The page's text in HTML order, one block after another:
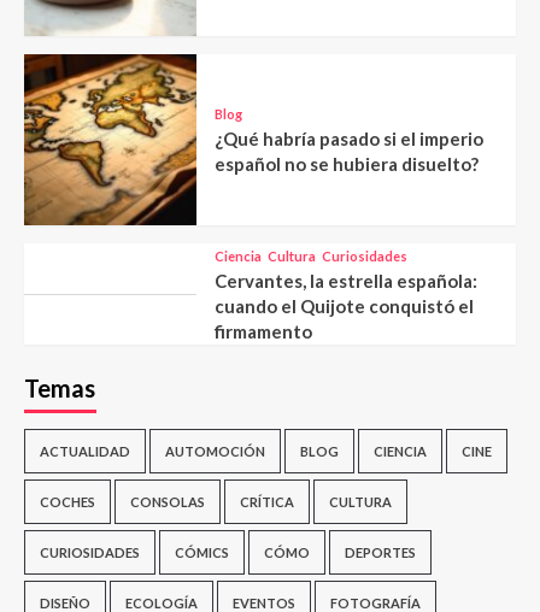
Blog
¿Qué habría pasado si el imperio
español no se hubiera disuelto?
Ciencia Cultura Curiosidades
Cervantes, la estrella española:
cuando el Quijote conquistó el
firmamento
Temas
ACTUALIDAD AUTOMOCIÓN BLOG CIENCIA CINE
COCHES CONSOLAS CRÍTICA CULTURA
CURIOSIDADES CÓMICS CÓMO DEPORTES
DISEÑO ECOLOGÍA EVENTOS FOTOGRAFÍA